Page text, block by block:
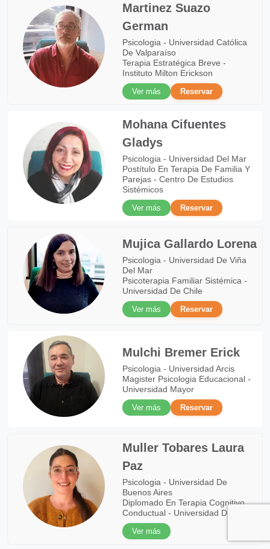
Martinez Suazo
German
Psicologia - Universidad Católica
De Valparaíso
Terapia Estratégica Breve -
Instituto Milton Erickson
Ver más
Reservar
Mohana Cifuentes
Gladys
Psicologia - Universidad Del Mar
Postítulo En Terapia De Familia Y
Parejas - Centro De Estudios
Sistémicos
Ver más
Reservar
Mujica Gallardo Lorena
Psicologia - Universidad De Viña
Del Mar
Psicoterapia Familiar Sistémica -
Universidad De Chile
Ver más
Reservar
Mulchi Bremer Erick
Psicologia - Universidad Arcis
Magister Psicologia Educacional -
Universidad Mayor
Ver más
Reservar
Muller Tobares Laura
Paz
Psicologia - Universidad De
Buenos Aires
Diplomado En Terapia Cognitivo
Conductual - Universidad De Chile
Ver más